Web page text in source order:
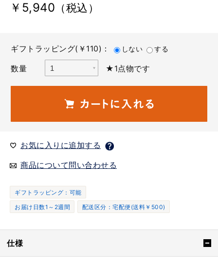
￥5,940 （税込）
ギフトラッピング(￥110)： しない する
数量 ★1点物です
お気に入りに追加する
商品について問い合わせる
ギフトラッピング：可能
お届け日数1～2週間
配送区分：宅配便(送料￥500)
仕様